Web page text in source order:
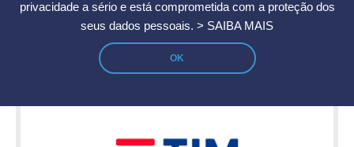
privacidade a sério e está comprometida com a proteção dos
seus dados pessoais. > SAIBA MAIS
OK